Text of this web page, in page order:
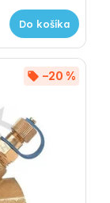
Do košíka
–20 %